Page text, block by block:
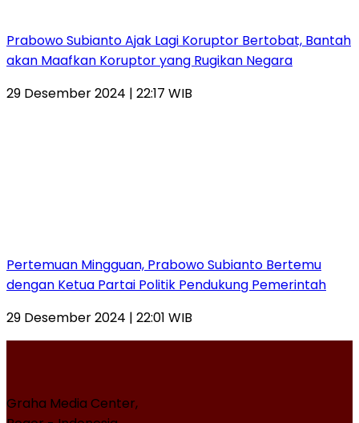
Prabowo Subianto Ajak Lagi Koruptor Bertobat, Bantah
akan Maafkan Koruptor yang Rugikan Negara
29 Desember 2024 | 22:17 WIB
Pertemuan Mingguan, Prabowo Subianto Bertemu
dengan Ketua Partai Politik Pendukung Pemerintah
29 Desember 2024 | 22:01 WIB
Graha Media Center,